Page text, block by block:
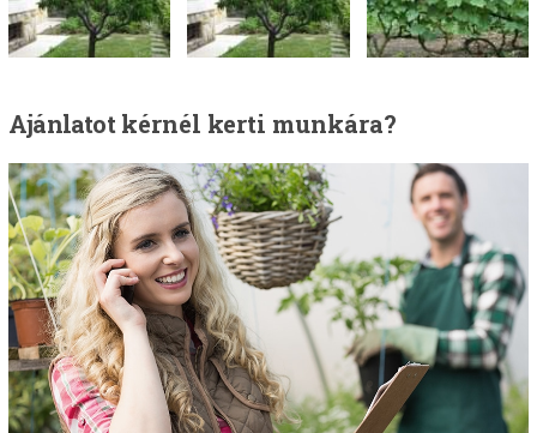
Ajánlatotkérnél kerti munkára?